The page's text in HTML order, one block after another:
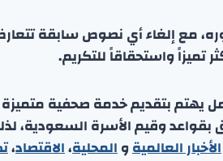
مع إلغاء أي نصوص سابقة
تميزاً واستحقاقاً للتكريم.
بتقديم خدمة صحفية متميزة
بقواعد وقيم الأسرة السعودية،
الأخبار العالميةوالمحلية،الاقتصاد،